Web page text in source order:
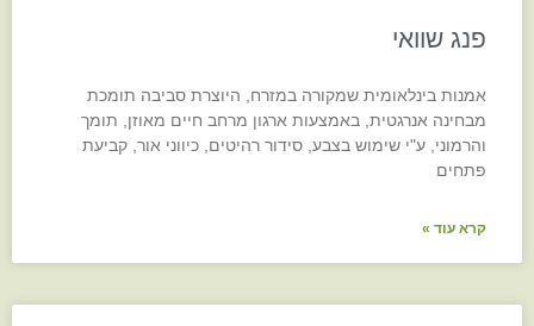
פנג שוואי
אמנות בינלאומית שמקורה במזרח, היוצרת סביבה תומכת
מבחינה אנרגטית, באמצעות ארגון מרחב חיים מאוזן, תומך
והרמוני, ע"י שימוש בצבע, סידור רהיטים, כיווני אור, קביעת
פתחים
קרא עוד »